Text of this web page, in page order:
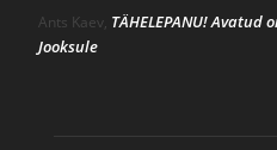
Ants Kaev, TÄHELEPANU!
Jooksule